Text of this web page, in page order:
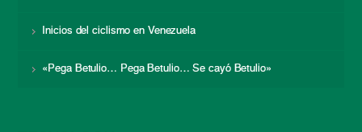
Inicios del ciclismo en Venezuela
«Pega Betulio… Pega Betulio… Se cayó Betulio»